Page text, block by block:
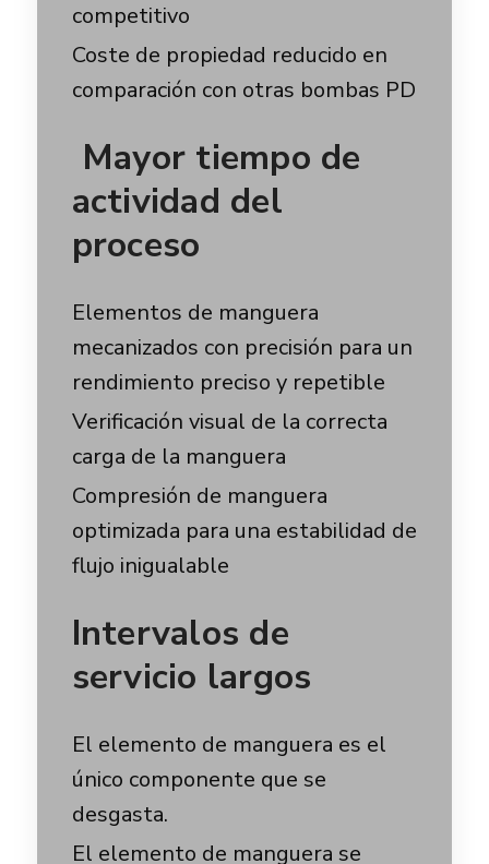
competitivo
Coste de propiedad reducido en
comparación con otras bombas PD
Mayor tiempo de
actividad del
proceso
Elementos de manguera
mecanizados con precisión para un
rendimiento preciso y repetible
Verificación visual de la correcta
carga de la manguera
Compresión de manguera
optimizada para una estabilidad de
flujo inigualable
Intervalos de
servicio largos
El elemento de manguera es el
único componente que se
desgasta.
El elemento de manguera se